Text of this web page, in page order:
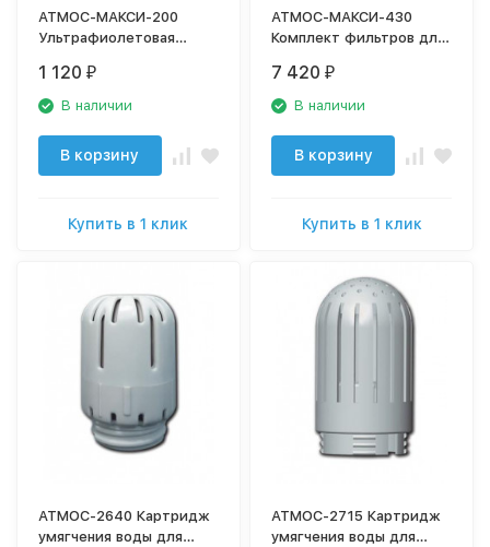
АТМОС-МАКСИ-200
Ультрафиолетовая
воздуха
1 120 ₽
В наличии
В корзину
Купить в 1 клик
АТМОС-МАКСИ-430
Комплект фильтров для
7 420 ₽
В наличии
В корзину
Купить в 1 клик
АТМОС-2640 Картридж
умягчения воды для
АТМОС-2715 Картридж
умягчения воды для